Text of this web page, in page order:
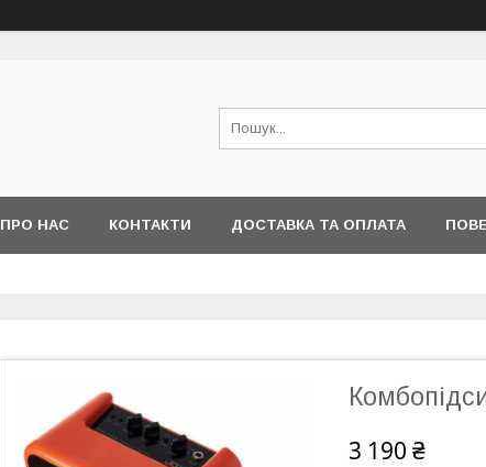
ПРО НАС КОНТАКТИ ДОСТАВКА ТА ОПЛАТА
3 190 ₴